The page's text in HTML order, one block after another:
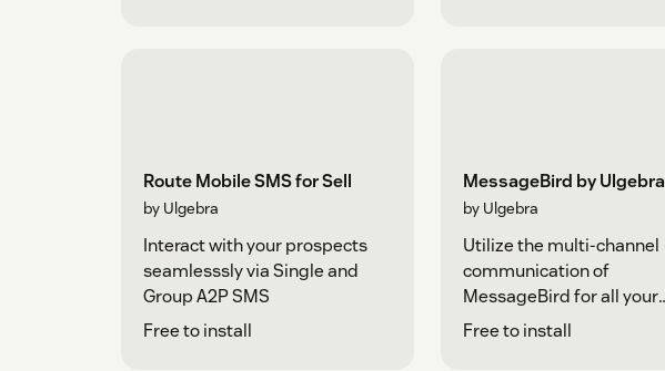
Route Mobile SMS for Sell
by Ulgebra
Interact with your prospects
seamlesssly via Single and
Group A2P SMS
Free to install
MessageBird by Ulgebra
by Ulgebra
Utilize the multi-channel
communication of
MessageBird for all your
interactions
Free to install